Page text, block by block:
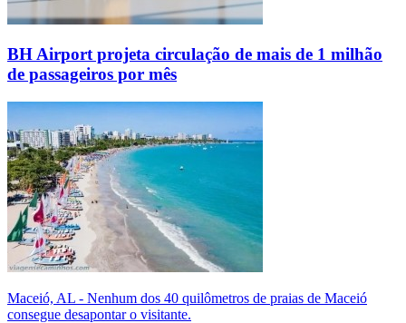
BH Airport projeta circulação de mais de 1 milhão
de passageiros por mês
Maceió, AL - Nenhum dos 40 quilômetros de praias de Maceió
consegue desapontar o visitante.